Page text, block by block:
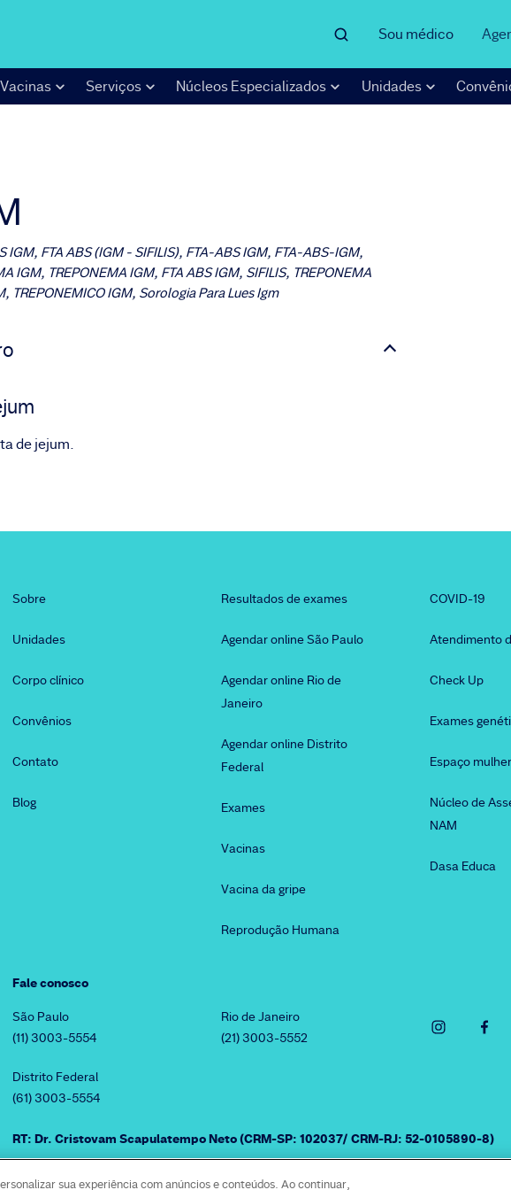
Sou médico
Vacinas Serviços Núcleos Especializados Unidades
IGM, FTA ABS (IGM - SIFILIS), FTA-ABS IGM, FTA-ABS-IGM,
IGM, TREPONEMA IGM, FTA ABS IGM, SIFILIS, TREPONEMA
TREPONEMICO IGM, Sorologia Para Lues Igm
de jejum.
Sobre
Unidades
Corpo clínico
Convênios
Contato
Blog
Resultados de exames
Agendar online São Paulo
Agendar online Rio de
Janeiro
Agendar online Distrito
Federal
Exames
Vacinas
Vacina da gripe
Reprodução Humana
COVID-19
Atendimento
Check Up
Exames
Espaço mulher
Núcleo de
NAM
Dasa Educa
Fale conosco
São Paulo
(11) 3003-5554
Rio de Janeiro
(21) 3003-5552
Distrito Federal
(61) 3003-5554
RT: Dr. Cristovam Scapulatempo Neto (CRM-SP: 102037/ CRM-RJ: 52-0105890-8)
sua experiência com anúncios e conteúdos. Ao continuar,